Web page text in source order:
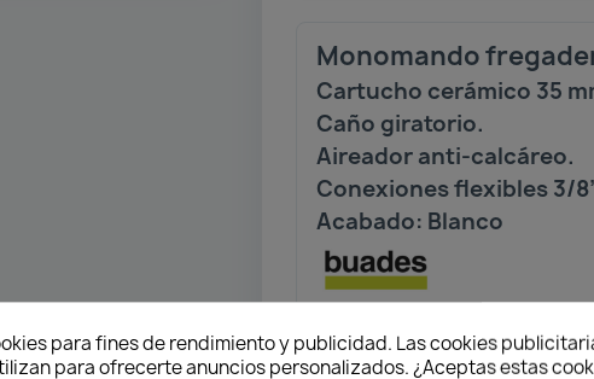
Monomando
Cartucho cerámico 35
Caño giratorio.
Aireador anti-calcáreo.
Conexiones flexibles 3/
Acabado: Blanco
Envío gratuito
para fines de rendimiento y publicidad. Las cookies
para ofrecerte anuncios personalizados. ¿Aceptas estas